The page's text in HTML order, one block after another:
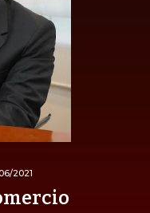
2021